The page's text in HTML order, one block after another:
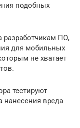
подобных
разработчикам ПО,
для мобильных
не хватает
тестируют
нанесения вреда